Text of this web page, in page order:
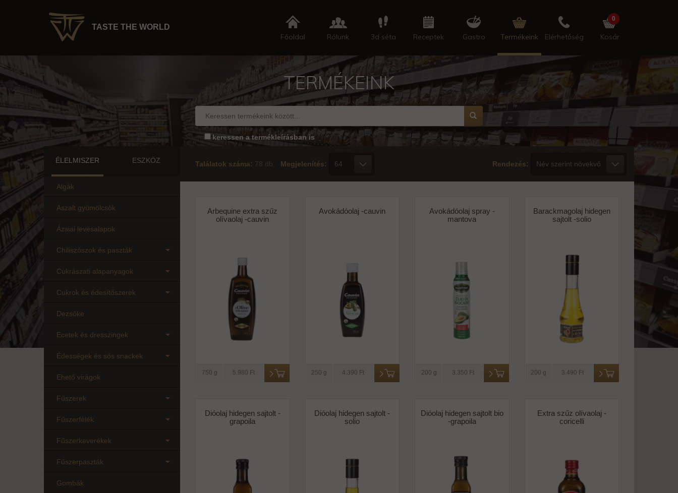
TASTE THE WORLD
Főoldal Rólunk 3d séta Receptek Gastro Termékeink Elérhetőség Kosár
0
TERMÉKEINK
keressen a termékleírásban is
ÉLELMISZER ESZKÖZ
Algák
Aszalt gyümölcsök
Ázsiai levesalapok
Chiliszószok és paszták
Cukrászati alapanyagok
Cukrok és édesítőszerek
Dezsőke
Ecetek és dresszingek
Édességek és sós snackek
Ehető virágok
Fűszerek
Fűszerfélék
Fűszerkeverékek
Fűszerpaszták
Gombák
Találatok száma: 78 db Megjelenítés: Rendezés:
Arbequine extra szűz
olívaolaj -cauvin
750 g 5.980 Ft
Avokádóolaj -cauvin
250 g 4.390 Ft
Avokádóolaj spray -
mantova
200 g 3.350 Ft
Barackmagolaj hidegen
sajtolt -solio
200 g 3.490 Ft
Dióolaj hidegen sajtolt -
grapoila
Dióolaj hidegen sajtolt -
solio
Dióolaj hidegen sajtolt bio
-grapoila
Extra szűz olívaolaj -
coricelli